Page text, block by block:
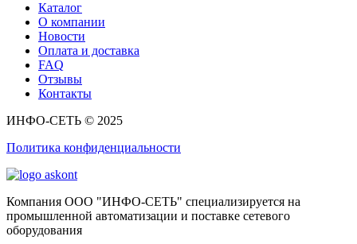
Каталог
О компании
Новости
Оплата и доставка
FAQ
Отзывы
Контакты
ИНФО-СЕТЬ © 2025
Политика конфиденциальности
Компания ООО "ИНФО-СЕТЬ" специализируется на
промышленной автоматизации и поставке сетевого
оборудования